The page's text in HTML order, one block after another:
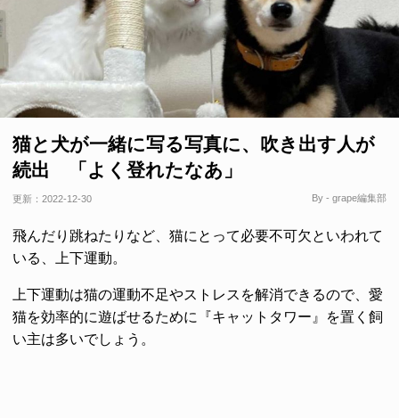
猫と犬が一緒に写る写真に、吹き出す人が
続出 「よく登れたなあ」
更新： 2022-12-30 By - grape編集部
飛んだり跳ねたりなど、猫にとって必要不可欠といわれて
いる、上下運動。
上下運動は猫の運動不足やストレスを解消できるので、愛
猫を効率的に遊ばせるために『キャットタワー』を置く飼
い主は多いでしょう。